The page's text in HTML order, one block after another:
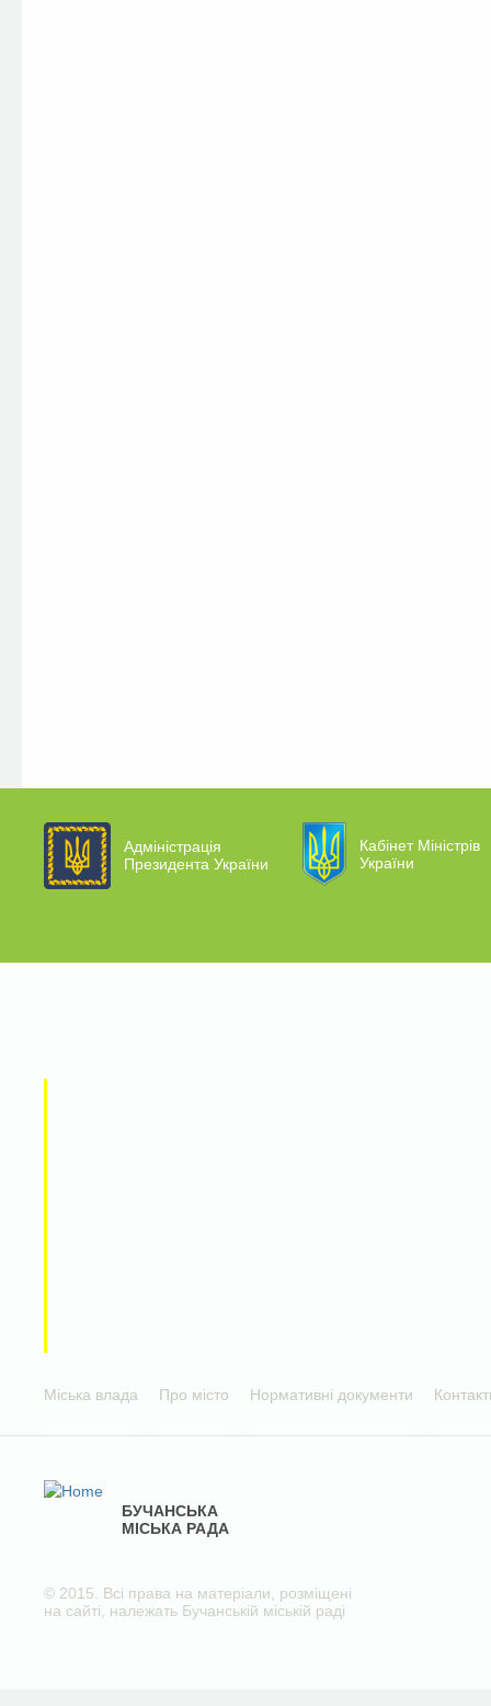
Адміністрація
Президента України
Кабінет Міністрів
України
Міська влада Про місто Нормативні документи
БУЧАНСЬКА
МІСЬКА РАДА
© 2015. Всі права на матеріали, розміщені
на сайті, належать Бучанській міській раді